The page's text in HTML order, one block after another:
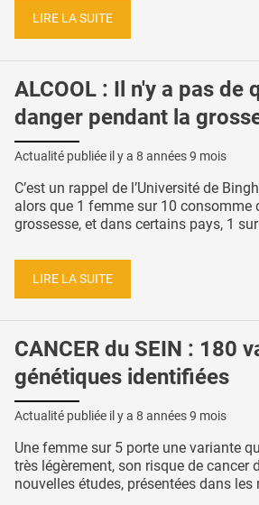
LIRE LA SUITE
ALCOOL : Il n'y a pas de
danger pendant la
Actualité publiée il y a 8 années 9 mois
C’est un rappel de l’Université de
alors que 1 femme sur 10 consomme
grossesse, et dans certains pays, 1
LIRE LA SUITE
CANCER du SEIN : 180
génétiques identifiées
Actualité publiée il y a 8 années 9 mois
Une femme sur 5 porte une variante
très légèrement, son risque de cancer
nouvelles études, présentées dans les